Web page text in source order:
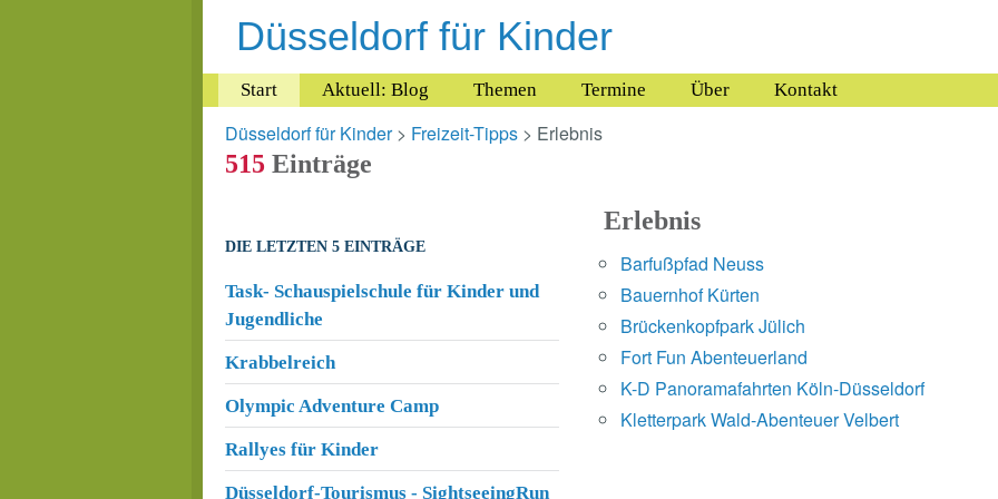
Düsseldorf für Kinder
Start Aktuell: Blog Themen Termine Über Kontakt
Düsseldorf für Kinder> Freizeit-Tipps > Erlebnis
515 Einträge
Erlebnis
Barfußpfad Neuss
Bauernhof Kürten
Brückenkopfpark Jülich
Fort Fun Abenteuerland
K-D Panoramafahrten Köln-Düsseldorf
Kletterpark Wald-Abenteuer Velbert
DIE LETZTEN 5 EINTRÄGE
Task- Schauspielschule für Kinder und
Jugendliche
Krabbelreich
Olympic Adventure Camp
Rallyes für Kinder
Düsseldorf-Tourismus - SightseeingRun